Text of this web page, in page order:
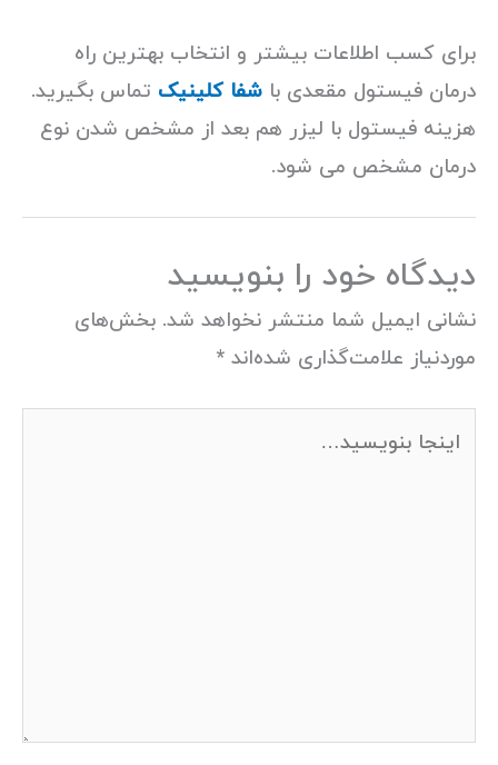
برای کسب اطلاعات بیشتر و انتخاب بهترین راه
درمان فیستول مقعدی با شفا کلینیک تماس بگیرید.
هزینه فیستول با لیزر هم بعد از مشخص شدن نوع
درمان مشخص می شود.
دیدگاه‌ خود را بنویسید
نشانی ایمیل شما منتشر نخواهد شد. بخش‌های
موردنیاز علامت‌گذاری شده‌اند *